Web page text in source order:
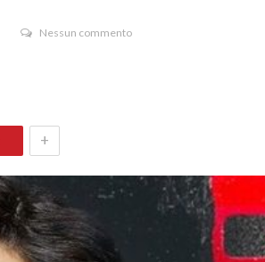
Nessun commento
+